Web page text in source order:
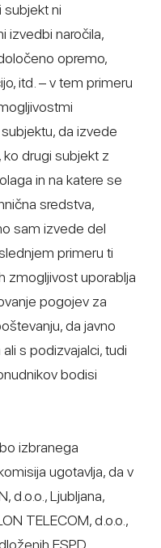
subjekt ni
izvedbi naročila,
opremo,
itd. – v tem primeru
da izvede
ko drugi subjekt z
in na katere se
sredstva,
sam izvede del
primeru ti
zmogljivost uporablja
pogojev za
da javno
s podizvajalci, tudi
bodisi
izbranega
ugotavlja, da v
d.o.o., Ljubljana,
TELECOM, d.o.o.,
ESPD